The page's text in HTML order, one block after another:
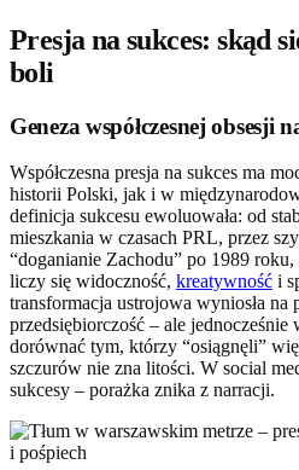
Presja na sukces: skąd
boli
Geneza współczesnej obsesji
Współczesna presja na sukces ma
historii Polski, jak i w
definicja sukcesu ewoluowała: od
mieszkania w czasach PRL, przez
“doganianie Zachodu” po 1989 roku,
liczy się widoczność, kreatywność i
transformacja ustrojowa wyniosła na
przedsiębiorczość – ale jednocześnie
dorównać tym, którzy “osiągnęli”
szczurów nie zna litości. W social
sukcesy – porażka znika z narracji.